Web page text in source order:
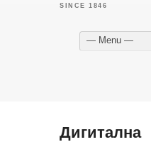
— Menu —
Дигитална